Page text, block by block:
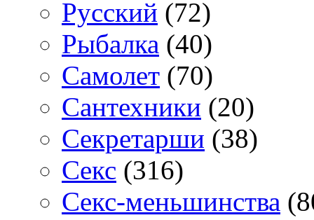
Русский (72)
Рыбалка (40)
Самолет (70)
Сантехники (20)
Секретарши (38)
Секс (316)
Секс-меньшинства